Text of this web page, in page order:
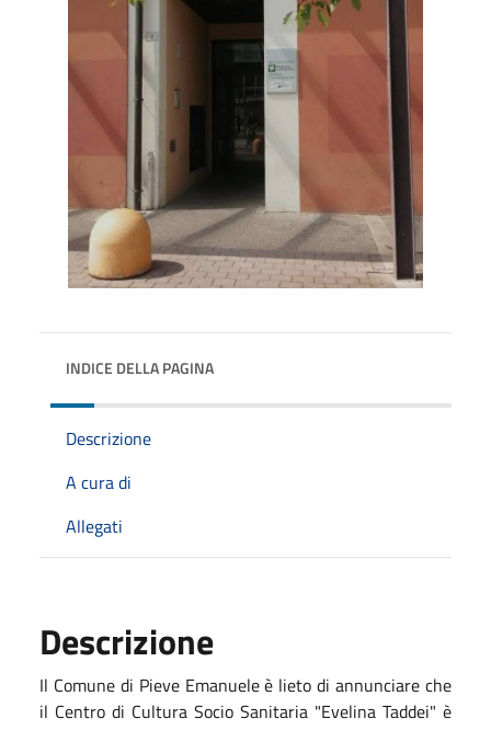
INDICE DELLA PAGINA
Descrizione
A cura di
Allegati
Descrizione
Il Comune di Pieve Emanuele è lieto di annunciare che
il Centro di Cultura Socio Sanitaria "Evelina Taddei" è